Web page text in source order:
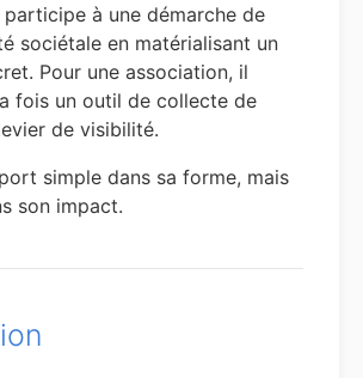
à une démarche de
sociétale en matérialisant un
Pour une association, il
fois un outil de collecte de
de visibilité.
simple dans sa forme, mais
son impact.